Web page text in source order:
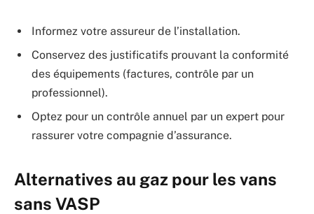
Informez votre assureur de l’installation.
Conservez des justificatifs prouvant la conformité
des équipements (factures, contrôle par un
professionnel).
Optez pour un contrôle annuel par un expert pour
rassurer votre compagnie d’assurance.
Alternatives au gaz pour les vans
sans VASP